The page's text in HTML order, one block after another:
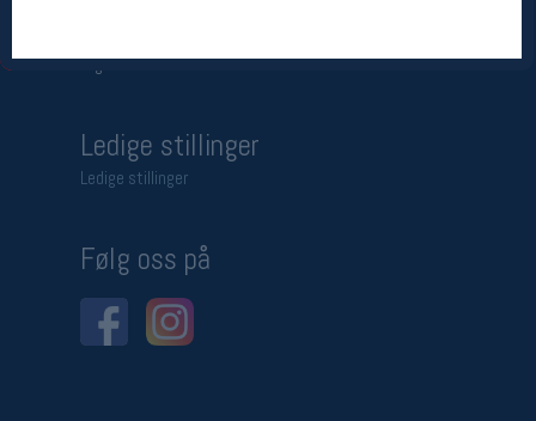
Org. nr: 976754360
Ledige stillinger
Ledige stillinger
Følg oss på